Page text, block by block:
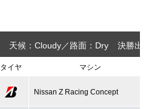
天候：Cloudy 路面：Dry 決勝出
タイヤ マシン
Nissan Z Racing Concept